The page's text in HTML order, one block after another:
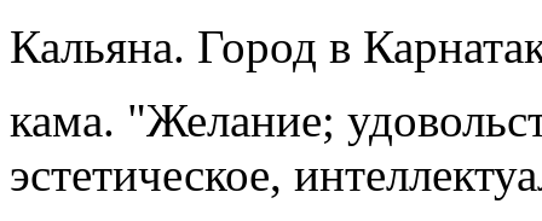
Кальяна. Город в
кама. "Желание;
эстетическое,